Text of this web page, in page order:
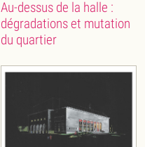
Au-dessus de la halle :
dégradations et mutation
du quartier